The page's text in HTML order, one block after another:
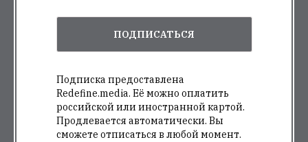
ПОДПИСАТЬСЯ
Подписка предоставлена
Redefine.media. Её можно оплатить
российской или иностранной картой.
Продлевается автоматически. Вы
сможете отписаться в любой момент.